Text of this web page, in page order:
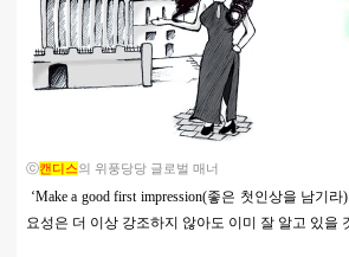
ⓒ캔디스의 위풍당당 글로벌 매너
‘Make a good first impression(좋은 첫인상을 남기라)
요성은 더 이상 강조하지 않아도 이미 잘 알고 있을